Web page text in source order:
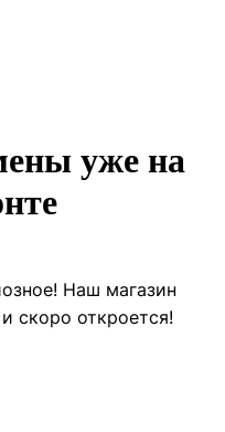
уже на
Наш магазин
скоро откроется!